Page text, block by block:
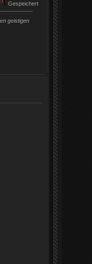
Gespeichert
geistigen